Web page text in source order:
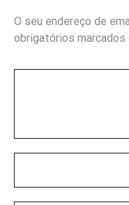
O seu endereço de
obrigatórios marcados